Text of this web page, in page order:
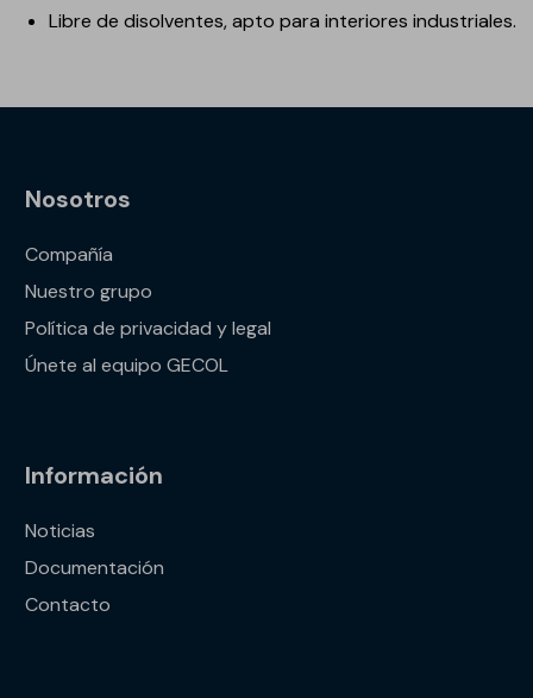
Libre de disolventes, apto para interiores industriales.
Nosotros
Compañía
Nuestro grupo
Política de privacidad y legal
Únete al equipo GECOL
Información
Noticias
Documentación
Contacto